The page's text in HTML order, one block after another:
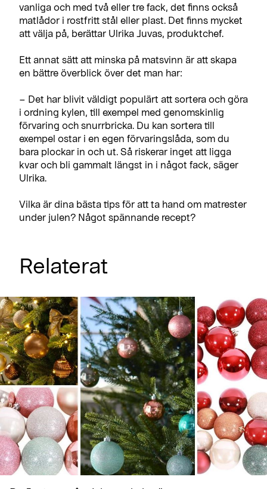
vanliga och med två eller tre fack, det finns också
matlådor i rostfritt stål eller plast. Det finns mycket
att välja på, berättar Ulrika Juvas, produktchef.
Ett annat sätt att minska på matsvinn är att skapa
en bättre överblick över det man har:
– Det har blivit väldigt populärt att sortera och göra
i ordning kylen, till exempel med genomskinlig
förvaring och snurrbricka. Du kan sortera till
exempel ostar i en egen förvaringslåda, som du
bara plockar in och ut. Så riskerar inget att ligga
kvar och bli gammalt längst in i något fack, säger
Ulrika.
Vilka är dina bästa tips för att ta hand om matrester
under julen? Något spännande recept?
Relaterat